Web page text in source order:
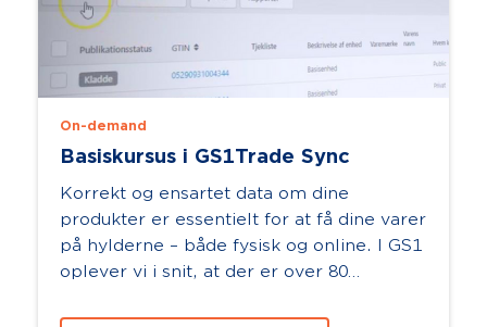
On-demand
Basiskursus i GS1Trade Sync
Korrekt og ensartet data om dine
produkter er essentielt for at få dine varer
på hylderne – både fysisk og online. I GS1
oplever vi i snit, at der er over 80